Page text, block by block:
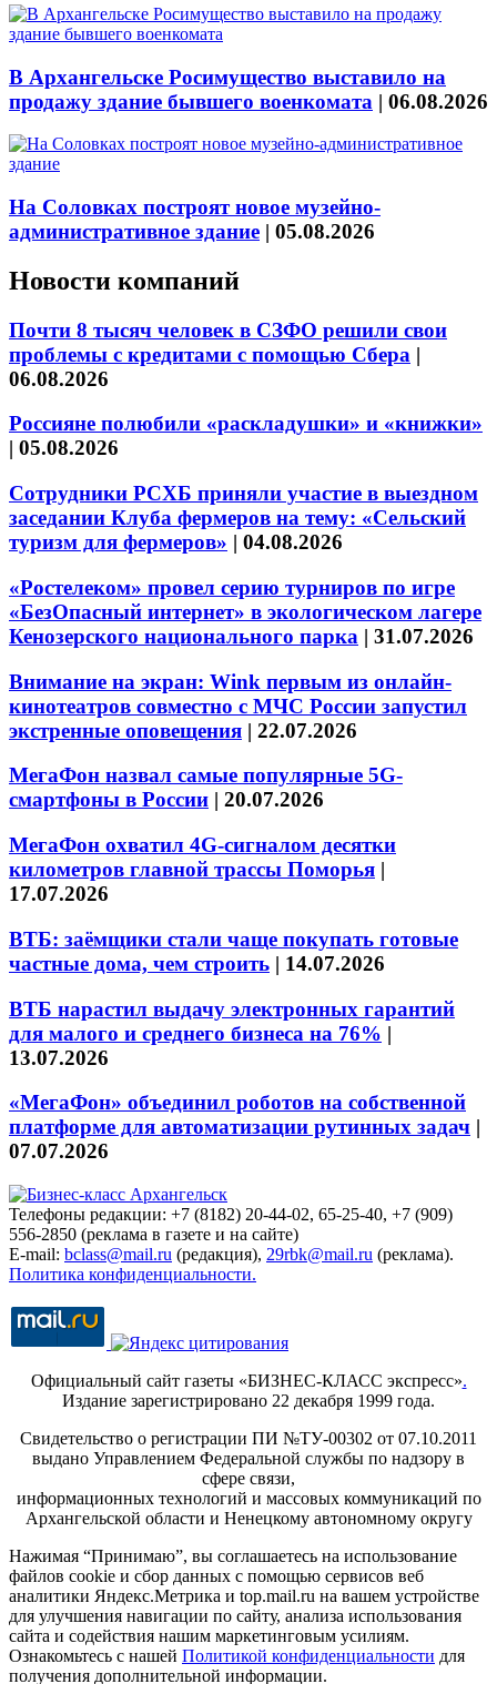
В Архангельске Росимущество выставило на
продажу здание бывшего военкомата | 06.08.2026
На Соловках построят новое музейно-
административное здание | 05.08.2026
Новости компаний
Почти 8 тысяч человек в СЗФО решили свои
проблемы с кредитами с помощью Сбера |
06.08.2026
Россияне полюбили «раскладушки» и «книжки»
| 05.08.2026
Сотрудники РСХБ приняли участие в выездном
заседании Клуба фермеров на тему: «Сельский
туризм для фермеров» | 04.08.2026
«Ростелеком» провел серию турниров по игре
«БезОпасный интернет» в экологическом лагере
Кенозерского национального парка | 31.07.2026
Внимание на экран: Wink первым из онлайн-
кинотеатров совместно с МЧС России запустил
экстренные оповещения | 22.07.2026
МегаФон назвал самые популярные 5G-
смартфоны в России | 20.07.2026
МегаФон охватил 4G-сигналом десятки
километров главной трассы Поморья |
17.07.2026
ВТБ: заёмщики стали чаще покупать готовые
частные дома, чем строить | 14.07.2026
ВТБ нарастил выдачу электронных гарантий
для малого и среднего бизнеса на 76% |
13.07.2026
«МегаФон» объединил роботов на собственной
платформе для автоматизации рутинных задач |
07.07.2026
Телефоны редакции: +7 (8182) 20-44-02, 65-25-40, +7 (909)
556-2850 (реклама в газете и на сайте)
E-mail: bclass@mail.ru (редакция), 29rbk@mail.ru (реклама).
Политика конфиденциальности.
Официальный сайт газеты «БИЗНЕС-КЛАСС экспресс».
Издание зарегистрировано 22 декабря 1999 года.
Свидетельство о регистрации ПИ №ТУ-00302 от 07.10.2011
выдано Управлением Федеральной службы по надзору в
сфере связи,
информационных технологий и массовых коммуникаций по
Архангельской области и Ненецкому автономному округу
Нажимая “Принимаю”, вы соглашаетесь на использование
файлов cookie и сбор данных с помощью сервисов веб
аналитики Яндекс.Метрика и top.mail.ru на вашем устройстве
для улучшения навигации по сайту, анализа использования
сайта и содействия нашим маркетинговым усилиям.
Ознакомьтесь с нашей Политикой конфиденциальности для
получения дополнительной информации.